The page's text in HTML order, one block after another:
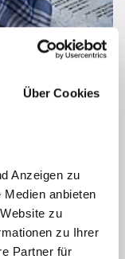
Über Cookies
Anzeigen zu
anbieten
zu
zu Ihrer
Partner für
giovedì
20
REGIONALI
con i suoi prodotti
cestino al maso e